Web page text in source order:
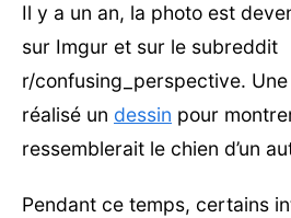
Il y a un an, la photo est
sur Imgur et sur le subreddit
r/confusing_perspective.
réalisé un dessin pour
ressemblerait le chien d’un
Pendant ce temps, certains